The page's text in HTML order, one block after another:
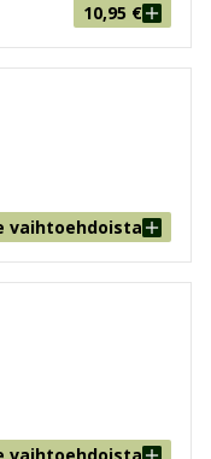
10,95 €
vaihtoehdoista